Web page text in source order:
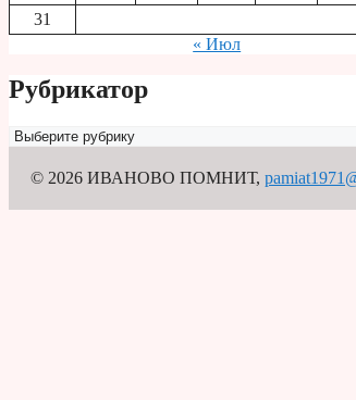
31
« Июл
Рубрикатор
Рубрикатор
© 2026 ИВАНОВО ПОМНИТ,